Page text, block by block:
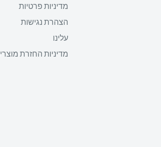
מדיניות פרטיות
הצהרת נגישות
עלינו
מדיניות החזרת